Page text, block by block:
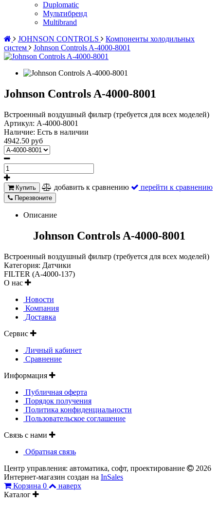
Duplomatic
Мультибренд
Multibrand
JOHNSON CONTROLS
Компоненты холодильных
систем
Johnson Controls A-4000-8001
Johnson Controls A-4000-8001
Встроенный воздушный фильтр (требуется для всех моделей)
Артикул: A-4000-8001
Наличие: Есть в наличии
4942.50 руб
Купить добавить к сравнению перейти к сравнению
Перезвоните
Описание
Johnson Controls A-4000-8001
Встроенный воздушный фильтр (требуется для всех моделей)
Категория: Датчики
FILTER (A-4000-137)
О нас
Новости
Компания
Доставка
Сервис
Личный кабинет
Сравнение
Информация
Публичная оферта
Порядок получения
Политика конфиденциальности
Пользовательское соглашение
Связь с нами
Обратная связь
Центр управления: автоматика, софт, проектирование
2026
Интернет-магазин создан на InSales
Корзина 0
наверх
Каталог